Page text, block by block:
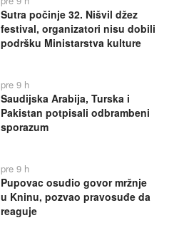
Sutra počinje 32. Nišvil džez
festival, organizatori nisu dobili
podršku Ministarstva kulture
pre 9 h
Saudijska Arabija, Turska i
Pakistan potpisali odbrambeni
sporazum
pre 9 h
Pupovac osudio govor mržnje
u Kninu, pozvao pravosuđe da
reaguje